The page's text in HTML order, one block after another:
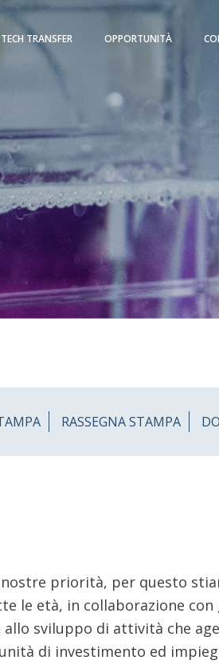
TECH TRANSFER OPPORTUNITÀ
RASSEGNA STAMPA
priorità, per questo
le età, in collaborazione
sviluppo di attività che
di investimento ed